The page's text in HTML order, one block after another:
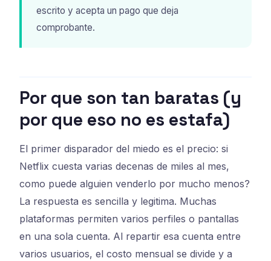
escrito y acepta un pago que deja
comprobante.
Por que son tan baratas (y
por que eso no es estafa)
El primer disparador del miedo es el precio: si
Netflix cuesta varias decenas de miles al mes,
como puede alguien venderlo por mucho menos?
La respuesta es sencilla y legitima. Muchas
plataformas permiten varios perfiles o pantallas
en una sola cuenta. Al repartir esa cuenta entre
varios usuarios, el costo mensual se divide y a